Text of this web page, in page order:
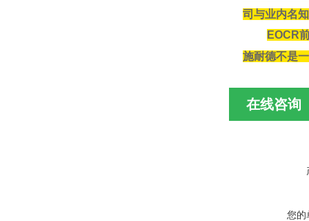
司与业内名
EOCR
施耐德不是
在线咨询
您的